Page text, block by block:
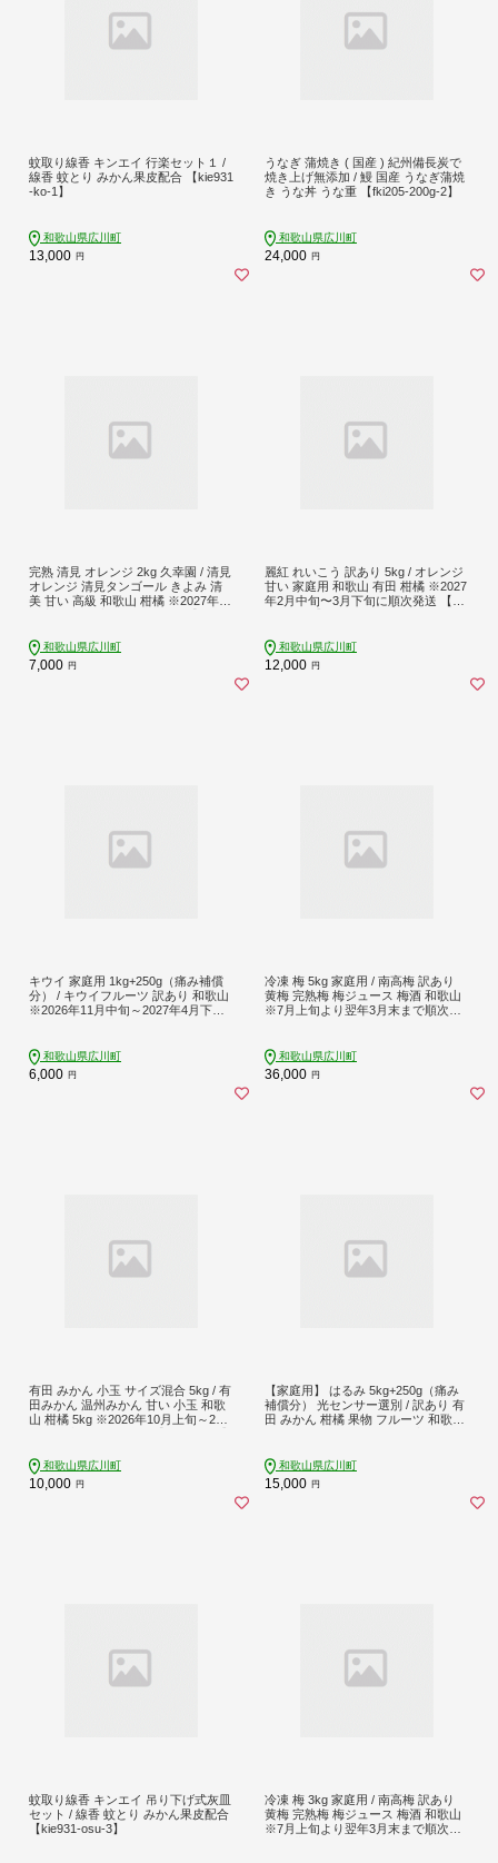
蚊取り線香 キンエイ 行楽セット１ /
線香 蚊とり みかん果皮配合 【kie931
-ko-1】
和歌山県広川町
13,000 円
うなぎ 蒲焼き ( 国産 ) 紀州備長炭で
焼き上げ無添加 / 鰻 国産 うなぎ蒲焼
き うな丼 うな重 【fki205-200g-2】
和歌山県広川町
24,000 円
完熟 清見 オレンジ 2kg 久幸園 / 清見
オレンジ 清見タンゴール きよみ 清
美 甘い 高級 和歌山 柑橘 ※2027年4
和歌山県広川町
7,000 円
麗紅 れいこう 訳あり 5kg / オレンジ
甘い 家庭用 和歌山 有田 柑橘 ※2027
年2月中旬〜3月下旬に順次発送 【kr
和歌山県広川町
12,000 円
キウイ 家庭用 1kg+250g（痛み補償
分） / キウイフルーツ 訳あり 和歌山
※2026年11月中旬～2027年4月下旬
和歌山県広川町
6,000 円
冷凍 梅 5kg 家庭用 / 南高梅 訳あり
黄梅 完熟梅 梅ジュース 梅酒 和歌山
※7月上旬より翌年3月末まで順次発
和歌山県広川町
36,000 円
有田 みかん 小玉 サイズ混合 5kg / 有
田みかん 温州みかん 甘い 小玉 和歌
山 柑橘 5kg ※2026年10月上旬～202
和歌山県広川町
10,000 円
【家庭用】 はるみ 5kg+250g（痛み
補償分） 光センサー選別 / 訳あり 有
田 みかん 柑橘 果物 フルーツ 和歌山
縄・離島配送不可【ikd013-c-5B】
和歌山県広川町
15,000 円
蚊取り線香 キンエイ 吊り下げ式灰皿
セット / 線香 蚊とり みかん果皮配合
【kie931-osu-3】
冷凍 梅 3kg 家庭用 / 南高梅 訳あり
黄梅 完熟梅 梅ジュース 梅酒 和歌山
※7月上旬より翌年3月末まで順次発